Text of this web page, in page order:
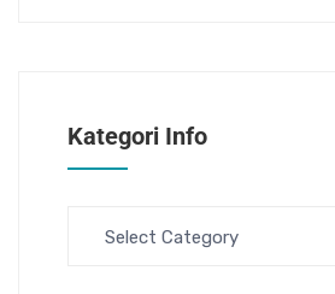
Kategori Info